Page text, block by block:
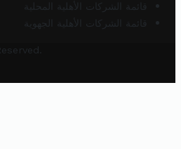
قائمة الشركات الأهلية المحلية
قائمة الشركات الأهلية الجهوية